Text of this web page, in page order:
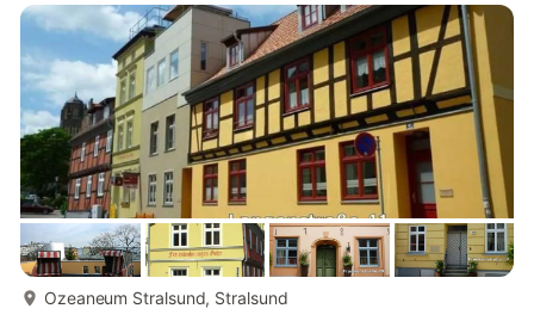
Einkaufsmarkt und Bäcker. Der Spielplatz mit Badestelle am
Strelasund ist in einem 700m Fußweg zu erreichen und am
Rad-/ Wanderweg g...
Ozeaneum Stralsund, Stralsund